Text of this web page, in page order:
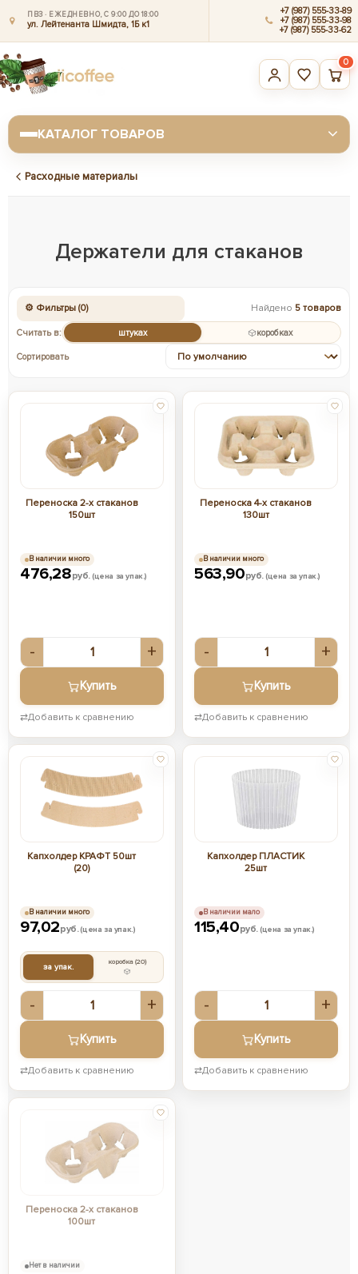
ПВЗ · ЕЖЕДНЕВНО, С 9:00 ДО 18:00
ул. Лейтенанта Шмидта, 1Б к1
+7 (987) 555-33-89
+7 (987) 555-33-98
+7 (987) 555-33-62
0
КАТАЛОГ ТОВАРОВ
Расходные материалы
Держатели для стаканов
⚙ Фильтры (0) Найдено 5 товаров
Считать в: штуках коробках
Сортировать
Переноска 2-х стаканов
150шт
476,28руб.(цена за упак.)
- +
Купить
В наличии много
⇄Добавить к сравнению
Переноска 4-х стаканов
130шт
563,90руб.(цена за упак.)
- +
Купить
В наличии много
⇄Добавить к сравнению
Капхолдер КРАФТ 50шт
(20)
97,02руб.(цена за упак.)
- +
за упак. коробка(20)
Купить
В наличии много
⇄Добавить к сравнению
Капхолдер ПЛАСТИК
25шт
115,40руб.(цена за упак.)
- +
Купить
В наличии мало
⇄Добавить к сравнению
Переноска 2-х стаканов
100шт
Нет в наличии